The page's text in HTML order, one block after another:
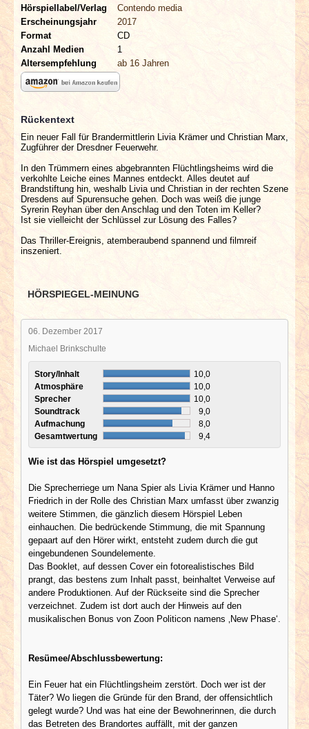
Hörspiellabel/Verlag
Contendo media
Erscheinungsjahr
2017
Format
CD
Anzahl Medien
1
Altersempfehlung
ab 16 Jahren
Rückentext
Ein neuer Fall für Brandermittlerin Livia Krämer und Christian Marx,
Zugführer der Dresdner Feuerwehr.
In den Trümmern eines abgebrannten Flüchtlingsheims wird die
verkohlte Leiche eines Mannes entdeckt. Alles deutet auf
Brandstiftung hin, weshalb Livia und Christian in der rechten Szene
Dresdens auf Spurensuche gehen. Doch was weiß die junge
Syrerin Reyhan über den Anschlag und den Toten im Keller?
Ist sie vielleicht der Schlüssel zur Lösung des Falles?
Das Thriller-Ereignis, atemberaubend spannend und filmreif
inszeniert.
HÖRSPIEGEL-MEINUNG
06. Dezember 2017
Michael Brinkschulte
Story/Inhalt
10,0
Atmosphäre
10,0
Sprecher
10,0
Soundtrack
9,0
Aufmachung
8,0
Gesamtwertung
9,4
Wie ist das Hörspiel umgesetzt?
Die Sprecherriege um Nana Spier als Livia Krämer und Hanno
Friedrich in der Rolle des Christian Marx umfasst über zwanzig
weitere Stimmen, die gänzlich diesem Hörspiel Leben
einhauchen. Die bedrückende Stimmung, die mit Spannung
gepaart auf den Hörer wirkt, entsteht zudem durch die gut
eingebundenen Soundelemente.
Das Booklet, auf dessen Cover ein fotorealistisches Bild
prangt, das bestens zum Inhalt passt, beinhaltet Verweise auf
andere Produktionen. Auf der Rückseite sind die Sprecher
verzeichnet. Zudem ist dort auch der Hinweis auf den
musikalischen Bonus von Zoon Politicon namens ‚New Phase‘.
Resümee/Abschlussbewertung:
Ein Feuer hat ein Flüchtlingsheim zerstört. Doch wer ist der
Täter? Wo liegen die Gründe für den Brand, der offensichtlich
gelegt wurde? Und was hat eine der Bewohnerinnen, die durch
das Betreten des Brandortes auffällt, mit der ganzen